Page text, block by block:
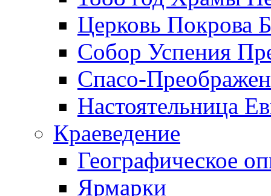
Церковь Покрова
Собор Успения
Спасо-
Настоятельница
Краеведение
Географическое
Ярмарки